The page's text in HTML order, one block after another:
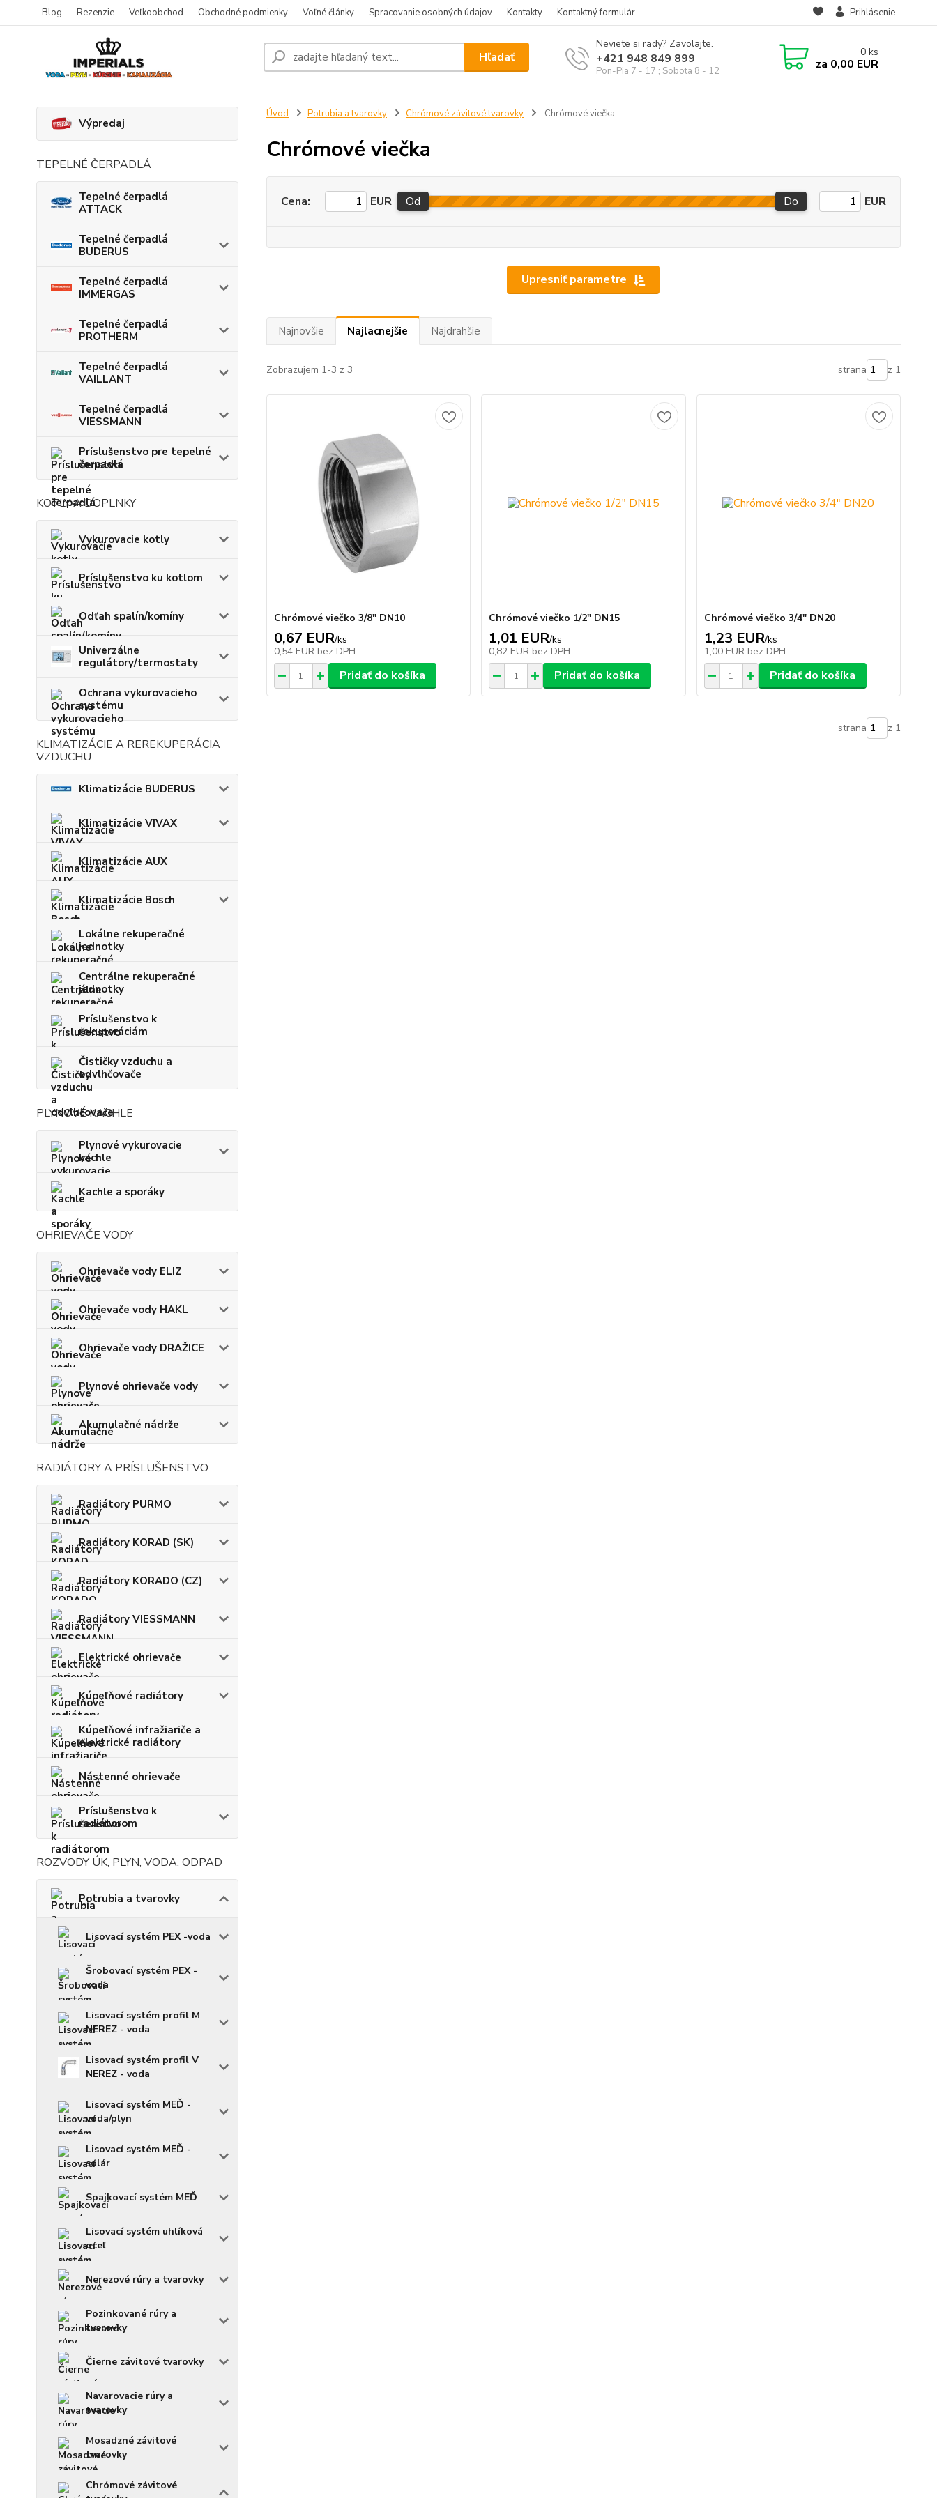
Blog Rezenzie Veľkoobchod Obchodné podmienky Voľné články Spracovanie osobných údajov Kontakty Kontaktný formulár Prihlásenie
Hľadať
Neviete si rady? Zavolajte.
+421 948 849 899
Pon-Pia 7 - 17 ; Sobota 8 - 12
0 ks
za 0,00 EUR
Výpredaj
TEPELNÉ ČERPADLÁ
Tepelné čerpadlá
ATTACK
Tepelné čerpadlá
BUDERUS
Tepelné čerpadlá
IMMERGAS
Tepelné čerpadlá
PROTHERM
Tepelné čerpadlá
VAILLANT
Tepelné čerpadlá
VIESSMANN
Príslušenstvo pre tepelné
čerpadlá
KOTLY A DOPLNKY
Vykurovacie kotly
Príslušenstvo ku kotlom
Odťah spalín/komíny
Univerzálne
regulátory/termostaty
Ochrana vykurovacieho
systému
KLIMATIZÁCIE A REREKUPERÁCIA
VZDUCHU
Klimatizácie BUDERUS
Klimatizácie VIVAX
Klimatizácie AUX
Klimatizácie Bosch
Lokálne rekuperačné
jednotky
Centrálne rekuperačné
jednotky
Príslušenstvo k
rekuperáciám
Čističky vzduchu a
odvlhčovače
PLYNOVÉ KACHLE
Plynové vykurovacie
kachle
Kachle a sporáky
OHRIEVAČE VODY
Ohrievače vody ELIZ
Ohrievače vody HAKL
Ohrievače vody DRAŽICE
Plynové ohrievače vody
Akumulačné nádrže
RADIÁTORY A PRÍSLUŠENSTVO
Radiátory PURMO
Radiátory KORAD (SK)
Radiátory KORADO (CZ)
Radiátory VIESSMANN
Elektrické ohrievače
Kúpeľňové radiátory
Kúpeľňové infražiariče a
elektrické radiátory
Nástenné ohrievače
Príslušenstvo k
radiátorom
ROZVODY ÚK, PLYN, VODA, ODPAD
Potrubia a tvarovky
Lisovací systém PEX -voda
Šrobovací systém PEX -
voda
Lisovací systém profil M
NEREZ - voda
Lisovací systém profil V
NEREZ - voda
Lisovací systém MEĎ -
voda/plyn
Lisovací systém MEĎ -
solár
Spajkovací systém MEĎ
Lisovací systém uhlíková
oceľ
Nerezové rúry a tvarovky
Pozinkované rúry a
tvarovky
Čierne závitové tvarovky
Navarovacie rúry a
tvarovky
Mosadzné závitové
tvarovky
Chrómové závitové
Úvod Potrubia a tvarovky Chrómové závitové tvarovky Chrómové viečka
Chrómové viečka
Upresniť parametre
Cena: EUR Od Do EUR
Najnovšie Najlacnejšie Najdrahšie
Zobrazujem 1-3 z 3 strana z 1
Chrómové viečko 3/8" DN10
0,67 EUR/ks
0,54 EUR bez DPH
Pridať do košíka
Chrómové viečko 1/2" DN15
1,01 EUR/ks
0,82 EUR bez DPH
Pridať do košíka
Chrómové viečko 3/4" DN20
1,23 EUR/ks
1,00 EUR bez DPH
Pridať do košíka
strana z 1